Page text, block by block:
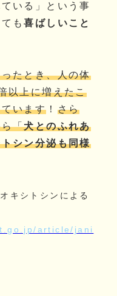
いる」という事
も喜ばしいこと
たとき、人の体
以上に増えたこ
います ！ さら
「犬とのふれあ
シン分泌も同様
キシトシンによる
article/jani